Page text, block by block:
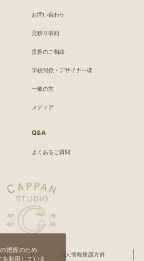
把握のため
利用していま
お問い合わせ
見積り依頼
提携のご相談
学校関係・デザイナー様
一般の方
メディア
Q&A
よくあるご質問
個人情報保護方針